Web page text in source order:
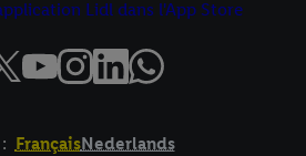
FrançaisNederlands